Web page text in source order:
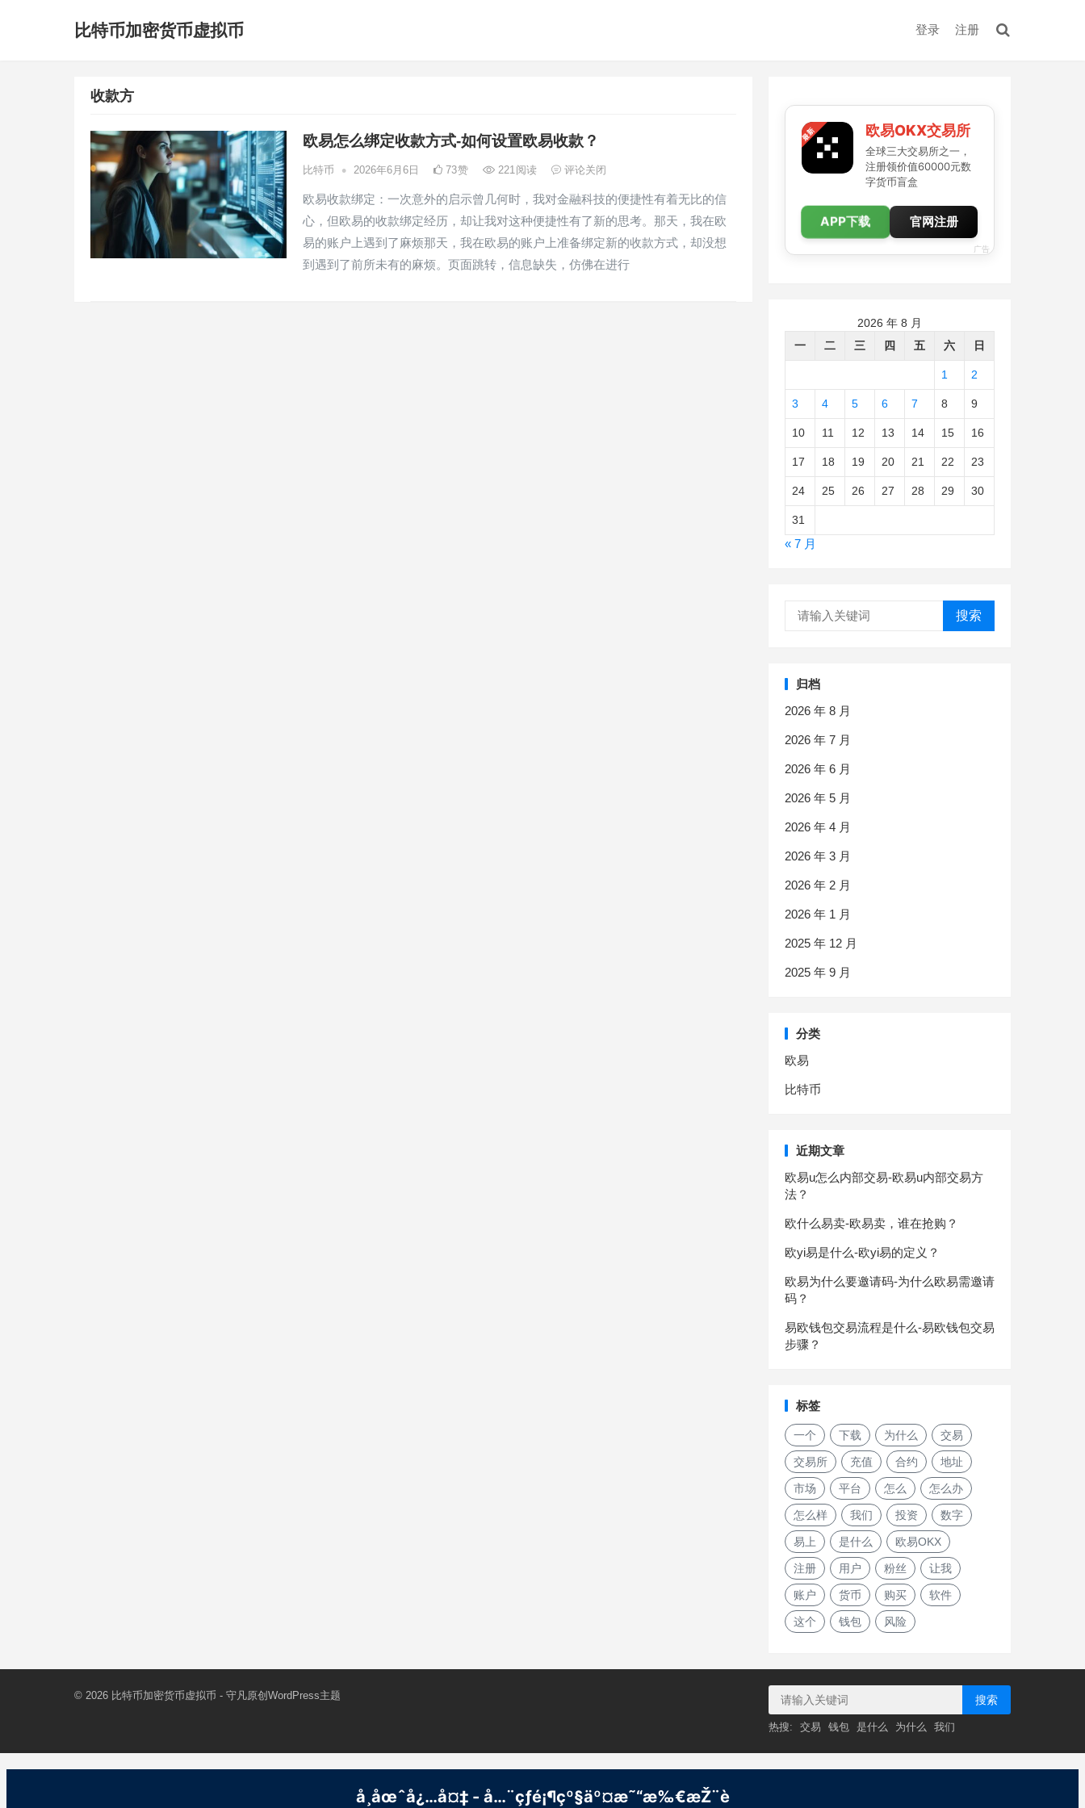
比特币加密货币虚拟币 登录 注册
收款方
欧易怎么绑定收款方式-如何设置欧易收款？
比特币 • 2026年6月6日 73赞 221阅读 评论关闭
欧易收款绑定：一次意外的启示曾几何时，我对金融科技的便捷性有着无比的信
心，但欧易的收款绑定经历，却让我对这种便捷性有了新的思考。那天，我在欧
易的账户上遇到了麻烦那天，我在欧易的账户上准备绑定新的收款方式，却没想
到遇到了前所未有的麻烦。页面跳转，信息缺失，仿佛在进行
欧易OKX交易所
全球三大交易所之一，
注册领价值60000元数
字货币盲盒
APP下载 官网注册
广告
2026 年 8 月
一
二 三 四 五 六 日
1 2
3 4 5 6 7 8 9
10 11 12 13 14 15 16
17 18 19 20 21 22 23
24 25 26 27 28 29 30
31
« 7 月
搜索
归档
2026 年 8 月
2026 年 7 月
2026 年 6 月
2026 年 5 月
2026 年 4 月
2026 年 3 月
2026 年 2 月
2026 年 1 月
2025 年 12 月
2025 年 9 月
分类
欧易
比特币
近期文章
欧易u怎么内部交易-欧易u内部交易方
法？
欧什么易卖-欧易卖，谁在抢购？
欧yi易是什么-欧yi易的定义？
欧易为什么要邀请码-为什么欧易需邀请
码？
易欧钱包交易流程是什么-易欧钱包交易
步骤？
标签
一个 下载 为什么 交易
交易所 充值 合约 地址
市场 平台 怎么 怎么办
怎么样 我们 投资 数字
易上 是什么 欧易OKX
注册 用户 粉丝 让我
账户 货币 购买 软件
这个 钱包 风险
© 2026 比特币加密货币虚拟币 - 守凡原创 WordPress主题 搜索
热搜: 交易 钱包 是什么 为什么 我们